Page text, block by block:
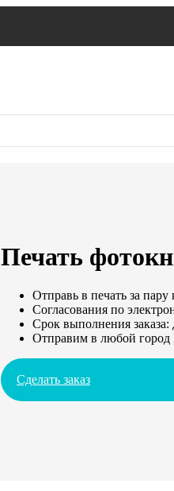
Печать
Отправь в печать за пару
Согласования по
Срок выполнения заказа:
Отправим в любой
Сделать заказ